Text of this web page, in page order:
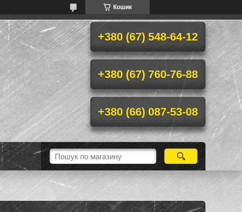
Кошик
+380 (67) 548-64-12
+380 (67) 760-76-88
+380 (66) 087-53-08